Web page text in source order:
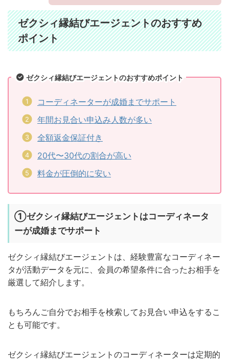
ゼクシィ縁結びエージェントのおすすめ
ポイント
ゼクシィ縁結びエージェントのおすすめポイント
コーディネーターが成婚までサポート
年間お見合い申込み人数が多い
全額返金保証付き
20代〜30代の割合が高い
料金が圧倒的に安い
①ゼクシィ縁結びエージェントはコーディネータ
ーが成婚までサポート
ゼクシィ縁結びエージェントは、経験豊富なコーディネー
タが活動データを元に、会員の希望条件に合ったお相手を
厳選して紹介します。
もちろんご自分でお相手を検索してお見合い申込をするこ
とも可能です。
ゼクシィ縁結びエージェントのコーディネーターは定期的